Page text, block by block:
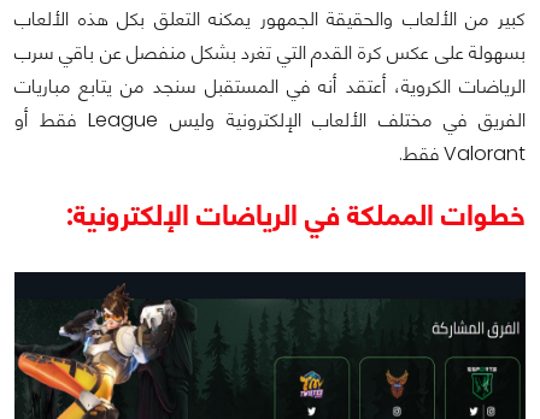
كبير من الألعاب والحقيقة الجمهور يمكنه التعلق بكل هذه الألعاب
بسهولة على عكس كرة القدم التي تغرد بشكل منفصل عن باقي سرب
الرياضات الكروية، أعتقد أنه في المستقبل سنجد من يتابع مباريات
الفريق في مختلف الألعاب الإلكترونية وليس League فقط أو
Valorant فقط.
خطوات المملكة في الرياضات الإلكترونية: